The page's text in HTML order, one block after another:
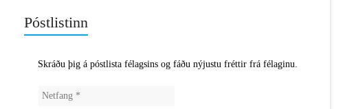
Póstlistinn
Skráðu þig á póstlista félagsins og fáðu nýjustu fréttir frá félaginu.